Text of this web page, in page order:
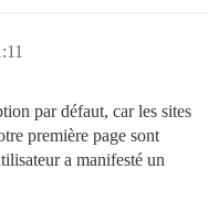
par défaut, car les sites
première page sont
a manifesté un